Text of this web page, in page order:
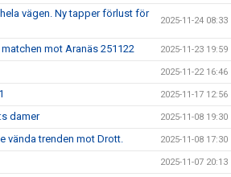
vägen. Ny tapper förlust för
2025-11-24 08:33
mot Aranäs 251122 2025-11-23 19:59
2025-11-22 16:46
2025-11-17 12:56
damer 2025-11-08 19:30
vända trenden mot Drott. 2025-11-08 17:30
2025-11-07 20:13